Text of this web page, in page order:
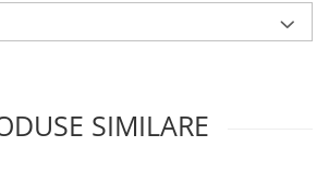
SIMILARE